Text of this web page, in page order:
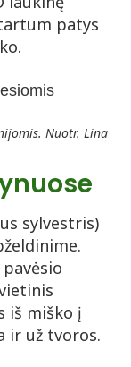
patys
Nuotr. Lina
sylvestris)
iš miško į
ir už tvoros.